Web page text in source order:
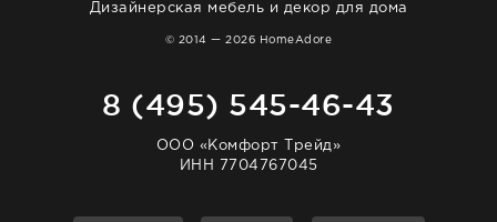
Дизайнерская мебель и декор для дома
© 2014 — 2026 HomeAdore
8 (495) 545-46-43
ООО «Комфорт Трейд»
ИНН 7704767045